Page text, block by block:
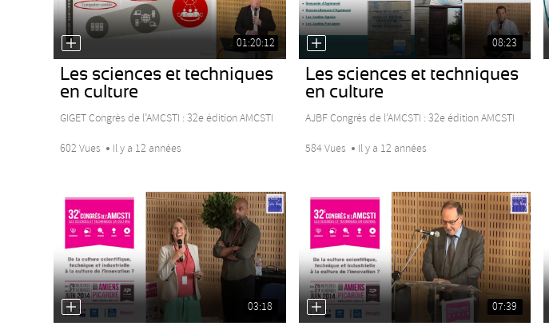
01:20:12
Les sciences et techniques
en culture
GIGET Congrès de l’AMCSTI : 32e édition AMCSTI
602 Vues Il y a 12 années
08:23
Les sciences et techniques
en culture
AJBF Congrès de l’AMCSTI : 32e édition AMCSTI
584 Vues Il y a 12 années
03:18 07:39